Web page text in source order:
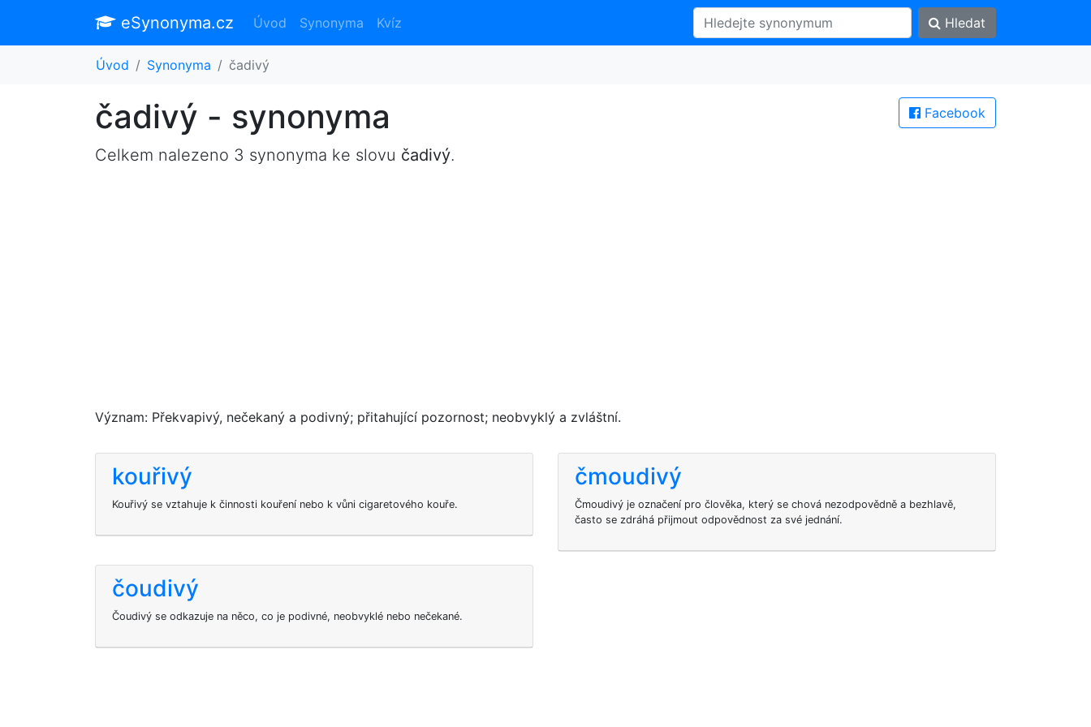
eSynonyma.cz Úvod Synonyma Kvíz Hledat
Úvod Synonyma čadivý
Facebook
čadivý - synonyma
Celkem nalezeno 3 synonyma ke slovu čadivý.
Význam: Překvapivý, nečekaný a podivný; přitahující pozornost; neobvyklý a zvláštní.
kouřivý
Kouřivý se vztahuje k činnosti kouření nebo k vůni cigaretového kouře.
čmoudivý
Čmoudivý je označení pro člověka, který se chová nezodpovědně a bezhlavě,
často se zdráhá přijmout odpovědnost za své jednání.
čoudivý
Čoudivý se odkazuje na něco, co je podivné, neobvyklé nebo nečekané.